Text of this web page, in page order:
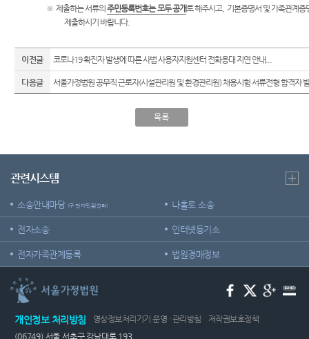
※제출하는 서류의주민등록번호는 모두 공개로 해주시고, 기본증명서 및 가족관계증
제출하시기 바랍니다.
이전글 코로나19 확진자 발생에 따른 사법 사용자지원센터 전화응대 지연 안내...
다음글 서울가정법원 공무직 근로자(시설관리원 및 환경관리원) 채용시험 서류전형 합격자
목록
관련시스템
소송안내마당 (구 전자민원센터) 나홀로 소송
전자소송 인터넷등기소
전자가족관계등록 법원경매정보
개인정보 처리방침 영상정보처리기기 운영 · 관리방침
저작권보호정책
(06749) 서울 서초구 강남대로 193